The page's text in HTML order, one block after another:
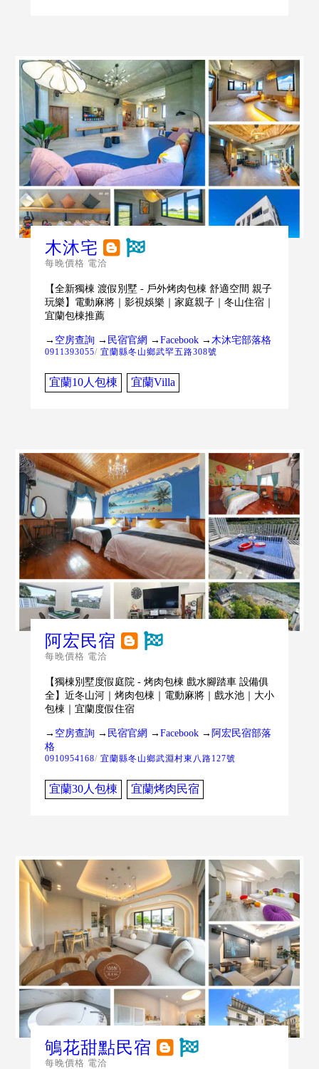
木沐宅
每晚價格 電洽
【全新獨棟 渡假別墅 - 戶外烤肉包棟 舒適空間 親子
玩樂】電動麻將｜影視娛樂｜家庭親子｜冬山住宿｜
宜蘭包棟推薦
→ 空房查詢→ 民宿官網 →Facebook→ 木沐宅部落格
0911393055/ 宜蘭縣冬山鄉武罕五路308號
宜蘭10人包棟 宜蘭Villa
阿宏民宿
每晚價格 電洽
【獨棟別墅度假庭院 - 烤肉包棟 戲水腳踏車 設備俱
全】近冬山河｜烤肉包棟｜電動麻將｜戲水池｜大小
包棟｜宜蘭度假住宿
→ 空房查詢→ 民宿官網 →Facebook→ 阿宏民宿部落
格
0910954168/ 宜蘭縣冬山鄉武淵村東八路127號
宜蘭30人包棟 宜蘭烤肉民宿
鴝花甜點民宿
每晚價格 電洽